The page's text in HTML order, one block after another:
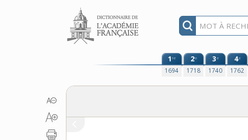
Aller au contenu
1re
1694
2e
1718
3e
1740
4e
1762